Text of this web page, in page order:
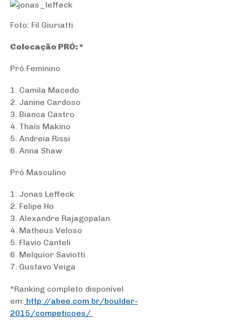
Foto: Fil Giuriatti
Colocação PRÓ: *
Pró Feminino
1. Camila Macedo
2. Janine Cardoso
3. Bianca Castro
4. Thais Makino
5. Andreia Rissi
6. Anna Shaw
Pró Masculino
1. Jonas Leffeck
2. Felipe Ho
3. Alexandre Rajagopalan
4. Matheus Veloso
5. Flavio Canteli
6. Melquior Saviotti
7. Gustavo Veiga
*Ranking completo disponível
em: http://abee.com.br/boulder-
2015/competicoes/